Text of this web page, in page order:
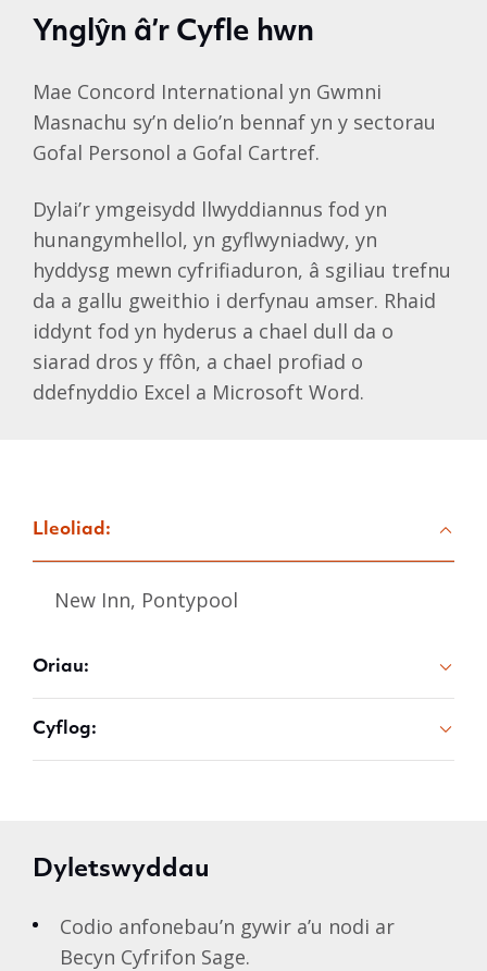
Ynglŷn â’r Cyfle hwn
Mae Concord International yn Gwmni
Masnachu sy’n delio’n bennaf yn y sectorau
Gofal Personol a Gofal Cartref.
Dylai’r ymgeisydd llwyddiannus fod yn
hunangymhellol, yn gyflwyniadwy, yn
hyddysg mewn cyfrifiaduron, â sgiliau trefnu
da a gallu gweithio i derfynau amser. Rhaid
iddynt fod yn hyderus a chael dull da o
siarad dros y ffôn, a chael profiad o
ddefnyddio Excel a Microsoft Word.
Lleoliad:
New Inn, Pontypool
Oriau:
Cyflog:
Dyletswyddau
Codio anfonebau’n gywir a’u nodi ar
Becyn Cyfrifon Sage.